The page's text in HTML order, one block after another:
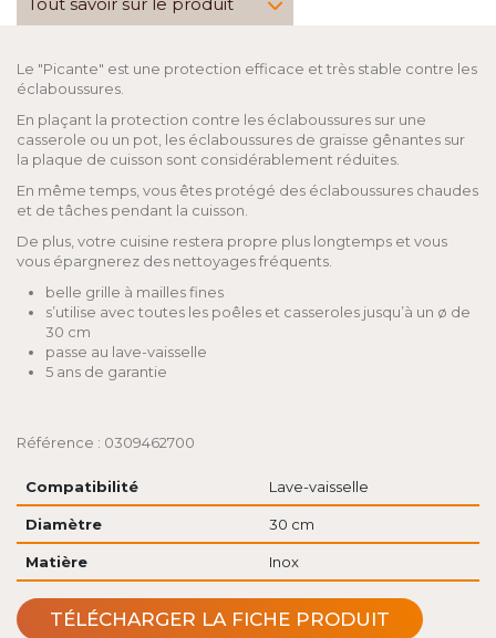
Le "Picante" est une protection efficace et très stable contre les
éclaboussures.
En plaçant la protection contre les éclaboussures sur une
casserole ou un pot, les éclaboussures de graisse gênantes sur
la plaque de cuisson sont considérablement réduites.
En même temps, vous êtes protégé des éclaboussures chaudes
et de tâches pendant la cuisson.
De plus, votre cuisine restera propre plus longtemps et vous
vous épargnerez des nettoyages fréquents.
belle grille à mailles fines
s’utilise avec toutes les poêles et casseroles jusqu’à un ø de
30 cm
passe au lave-vaisselle
5 ans de garantie
Référence : 0309462700
Compatibilité Lave-vaisselle
Diamètre 30 cm
Matière Inox
TÉLÉCHARGER LA FICHE PRODUIT